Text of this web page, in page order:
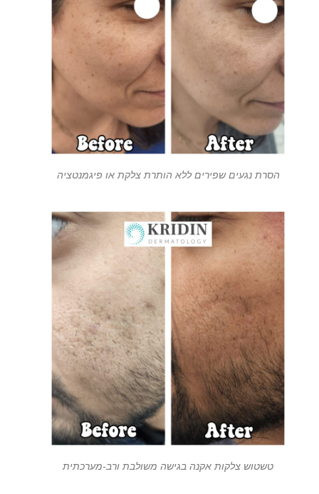
הסרת נגעים שפירים ללא הותרת צלקת או פיגמנטציה
טשטוש צלקות אקנה בגישה משולבת ורב-מערכתית